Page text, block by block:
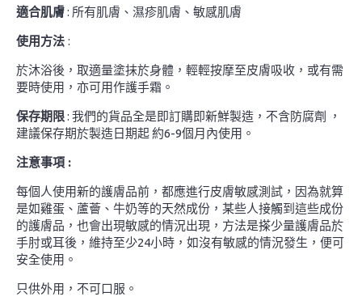
適合肌膚: 所有肌膚、濕疹肌膚、敏感肌膚
使用方法 :
於沐浴後，取適量塗抹於身體，輕輕按摩至皮膚吸收，或有需
要時使用，亦可用作護手霜。
保存期限: 我們的貨品全是即訂購即新鮮製造，不含防腐劑 ，
建議保存期於製造日期起 約6-9個月內使用。
注意事項 :
每個人使用新的護膚品前，都應進行皮膚敏感測試，因為就算
是如雞蛋、蘆薈、牛奶等的天然成份，某些人接觸到這些成份
的護膚品，也會出現敏感的情況出現，方法是搽少量護膚品於
手肘或耳後，維持至少24小時，如沒有敏感的情況發生，便可
安全使用。
只供外用，不可口服。